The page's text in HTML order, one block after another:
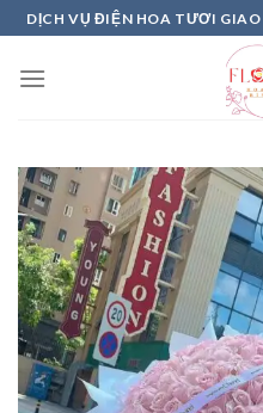
Skip
to
content
DỊCH VỤ ĐIỆN HOA TƯƠI